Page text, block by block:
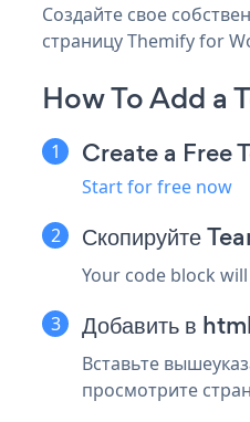
Создайте свое
страницу Themify for
How To Add a
Create a Free
Start for free now
Скопируйте
Your code block
Добавить в
Вставьте
просмотрите